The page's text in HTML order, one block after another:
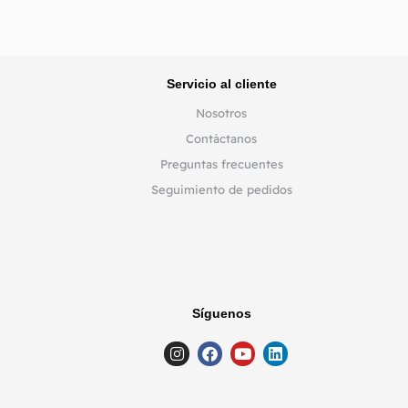
Servicio al cliente
Nosotros
Contáctanos
Preguntas frecuentes
Seguimiento de pedidos
Síguenos